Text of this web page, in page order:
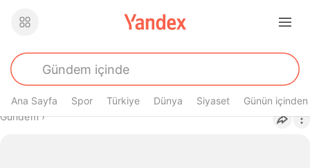
Ana Sayfa Spor Türkiye Dünya Siyaset Günün içinden
Buradasın
Gündem›